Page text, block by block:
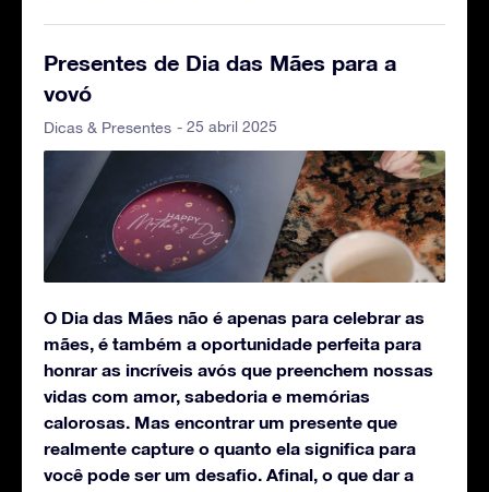
Presentes de Dia das Mães para a
vovó
Dicas & Presentes - 25 abril 2025
O Dia das Mães não é apenas para celebrar as
mães, é também a oportunidade perfeita para
honrar as incríveis avós que preenchem nossas
vidas com amor, sabedoria e memórias
calorosas. Mas encontrar um presente que
realmente capture o quanto ela significa para
você pode ser um desafio. Afinal, o que dar a